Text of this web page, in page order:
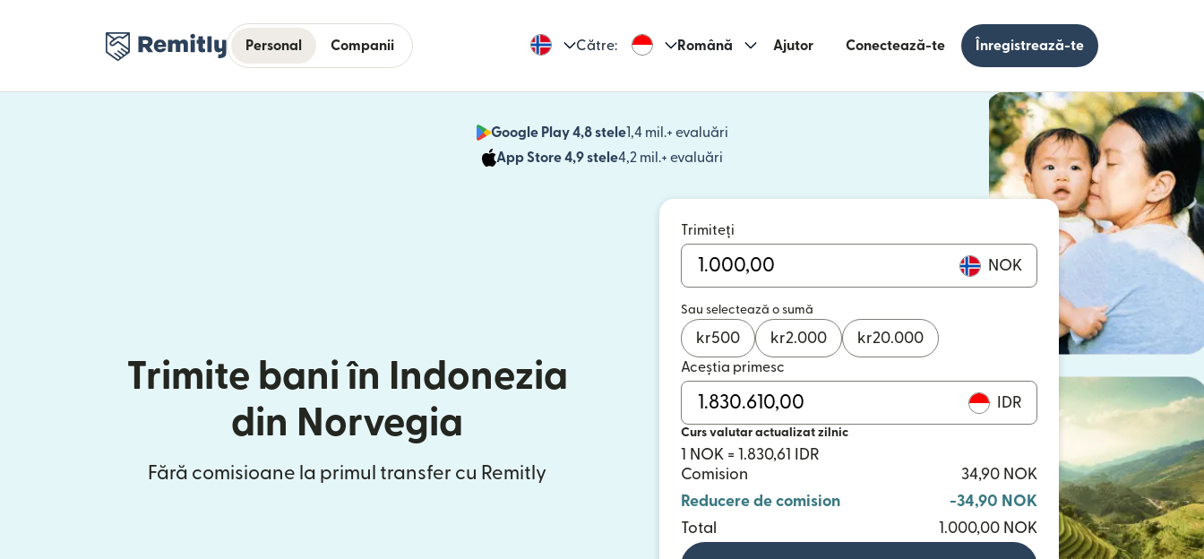
Personal Companii Către: Română Ajutor Conectează-te Înregistrează-te
Google Play 4,8 stele1,4 mil.+ evaluări
(se deschide într-o fereastră nouă)
App Store 4,9 stele4,2 mil.+ evaluări
(se deschide într-o fereastră nouă)
Trimite bani în Indonezia
din Norvegia
Fără comisioane la primul transfer cu Remitly
Trimiteți
NOK
Sau selectează o sumă
kr500 kr2.000 kr20.000
Aceștia primesc
IDR
Curs valutar actualizat zilnic
1 NOK = 1.830,61 IDR
Comision
34,90 NOK
Reducere de comision
-34,90 NOK
Total
1.000,00 NOK